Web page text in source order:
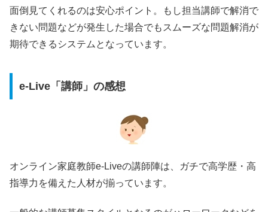
面倒見てくれるのは安心ポイント。もし担当講師で解消で
きない問題などが発生した場合でもスムーズな問題解消が
期待できるシステムとなっています。
e-Live「講師」の感想
オンライン家庭教師e-Liveの講師陣は、ガチで高学歴・高
指導力を備えた人材が揃っています。